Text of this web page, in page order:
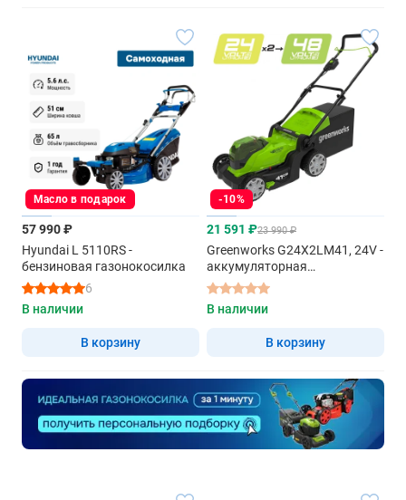
Масло в подарок
57 990 ₽
Hyundai L 5110RS -
бензиновая газонокосилка
6
В наличии
В корзину
-10%
21 591 ₽23 990 ₽
Greenworks G24X2LM41, 24V -
аккумуляторная
газонокосилка
В наличии
В корзину